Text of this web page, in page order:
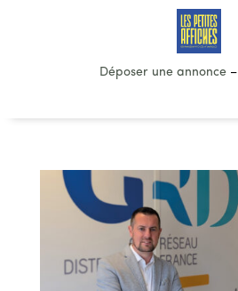
Déposer une annonce–